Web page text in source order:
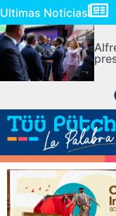
Ultimas Noticias